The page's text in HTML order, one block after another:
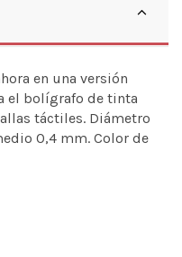
en una versión
el bolígrafo de tinta
táctiles. Diámetro
0,4 mm. Color de